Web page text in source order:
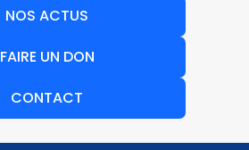
NOS ACTUS
FAIRE UN DON
CONTACT